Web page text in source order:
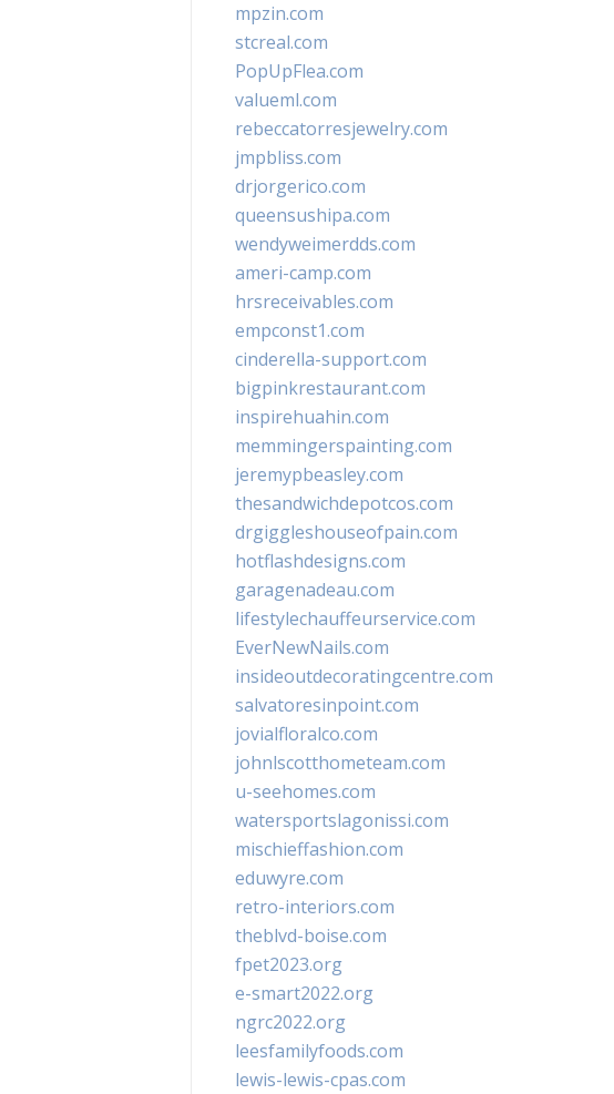
mpzin.com
stcreal.com
PopUpFlea.com
valueml.com
rebeccatorresjewelry.com
jmpbliss.com
drjorgerico.com
queensushipa.com
wendyweimerdds.com
ameri-camp.com
hrsreceivables.com
empconst1.com
cinderella-support.com
bigpinkrestaurant.com
inspirehuahin.com
memmingerspainting.com
jeremypbeasley.com
thesandwichdepotcos.com
drgiggleshouseofpain.com
hotflashdesigns.com
garagenadeau.com
lifestylechauffeurservice.com
EverNewNails.com
insideoutdecoratingcentre.com
salvatoresinpoint.com
jovialfloralco.com
johnlscotthometeam.com
u-seehomes.com
watersportslagonissi.com
mischieffashion.com
eduwyre.com
retro-interiors.com
theblvd-boise.com
fpet2023.org
e-smart2022.org
ngrc2022.org
leesfamilyfoods.com
lewis-lewis-cpas.com